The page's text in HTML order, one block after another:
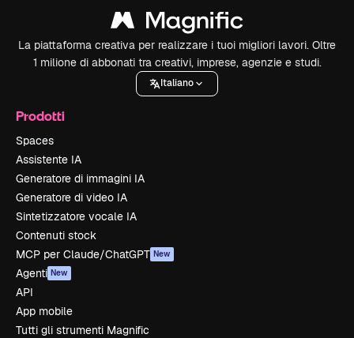
La piattaforma creativa per realizzare i tuoi migliori lavori. Oltre
1 milione di abbonati tra creativi, imprese, agenzie e studi.
Italiano
Prodotti
Spaces
Assistente IA
Generatore di immagini IA
Generatore di video IA
Sintetizzatore vocale IA
Contenuti stock
MCP per Claude/ChatGPT New
Agenti New
API
App mobile
Tutti gli strumenti Magnific